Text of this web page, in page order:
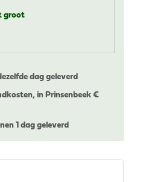
groot
dag geleverd
in Prinsenbeek €
1 dag geleverd